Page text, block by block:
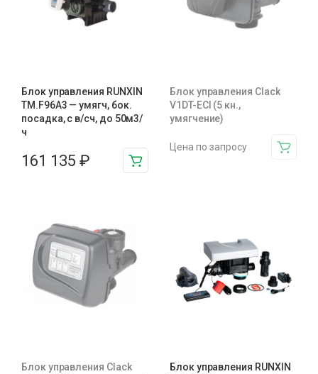
Блок управления RUNXIN
ТМ.F96A3 — умягч, бок.
посадка, с в/сч, до 50м3/
ч
161 135 ₽
Блок управления Clack
V1DT-ECI (5 кн.,
умягчение)
Цена по запросу
Блок управления Clack
Блок управления RUNXIN